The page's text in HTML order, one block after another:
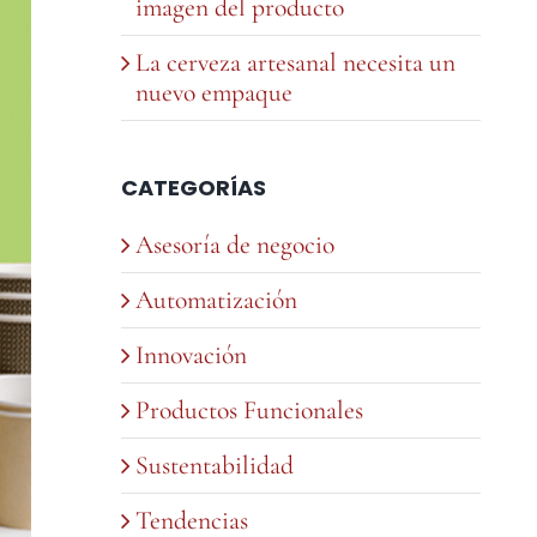
imagen del producto
La cerveza artesanal necesita un
nuevo empaque
CATEGORÍAS
Asesoría de negocio
Automatización
Innovación
Productos Funcionales
Sustentabilidad
Tendencias